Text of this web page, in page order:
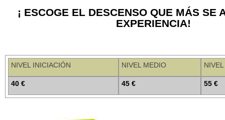
¡ ESCOGE EL DESCENSO QUE MÁS SE
EXPERIENCIA!
NIVEL INICIACIÓN NIVEL MEDIO
40 € 45 € 55 €